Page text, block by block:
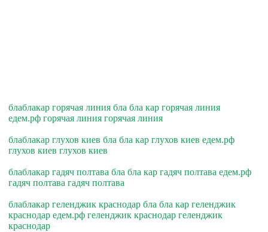
блаблакар горячая линия бла бла кар горячая линия
едем.рф горячая линия горячая линия
блаблакар глухов киев бла бла кар глухов киев едем.рф
глухов киев глухов киев
блаблакар гадяч полтава бла бла кар гадяч полтава едем.рф
гадяч полтава гадяч полтава
блаблакар геленджик краснодар бла бла кар геленджик
краснодар едем.рф геленджик краснодар геленджик
краснодар